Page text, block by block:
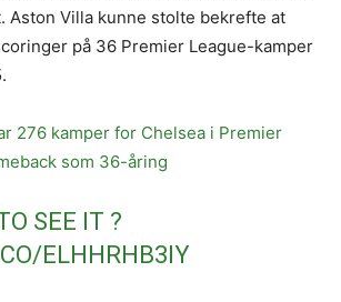
Aston Villa kunne stolte bekrefte at
på 36 Premier League-kamper
276 kamper for Chelsea i Premier
som 36-åring
SEE IT ?
ELHHRHB3IY